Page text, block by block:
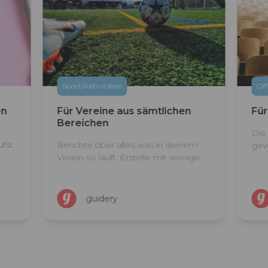
...
Offizielles
Für öffentliche Einrichtungen
gewünschte Nähe zum Bürger ist ...
guidery